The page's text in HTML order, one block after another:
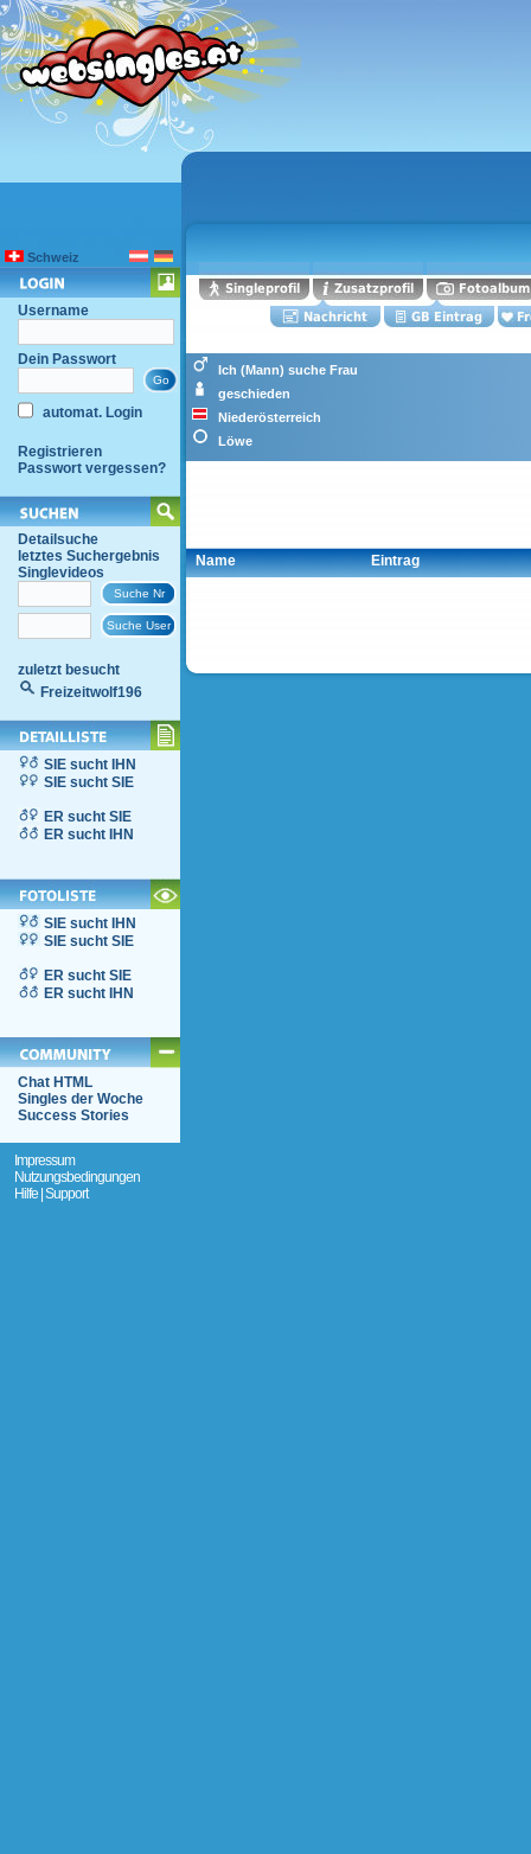
Schweiz
Username
Dein Passwort
automat. Login
Registrieren
Passwort vergessen?
Detailsuche
letztes Suchergebnis
Singlevideos
zuletzt besucht
Freizeitwolf196
SIE sucht IHN
SIE sucht SIE
ER sucht SIE
ER sucht IHN
SIE sucht IHN
SIE sucht SIE
ER sucht SIE
ER sucht IHN
Chat HTML
Singles der Woche
Success Stories
Impressum
Nutzungsbedingungen
Hilfe | Support
Ich (Mann) suche Frau
geschieden
Niederösterreich
Löwe
Name Eintrag